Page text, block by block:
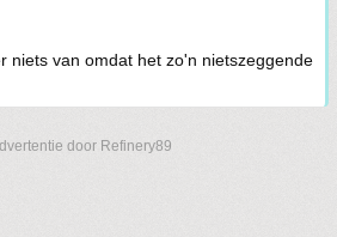
niets van omdat het zo'n nietszeggende
door Refinery89